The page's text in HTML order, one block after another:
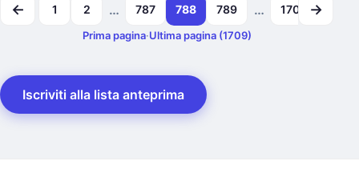
← 1 2 … 787 788 789 … 1708 →
Prima pagina·Ultima pagina (1709)
Iscriviti alla lista anteprima